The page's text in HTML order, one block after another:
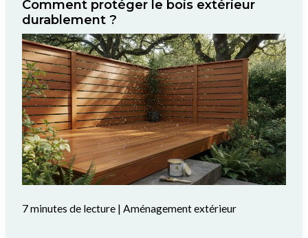
Comment protéger le bois extérieur
durablement ?
7 minutes de lecture| Aménagement extérieur